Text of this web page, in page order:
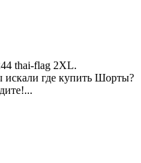
thai-flag 2XL.
где купить Шорты?